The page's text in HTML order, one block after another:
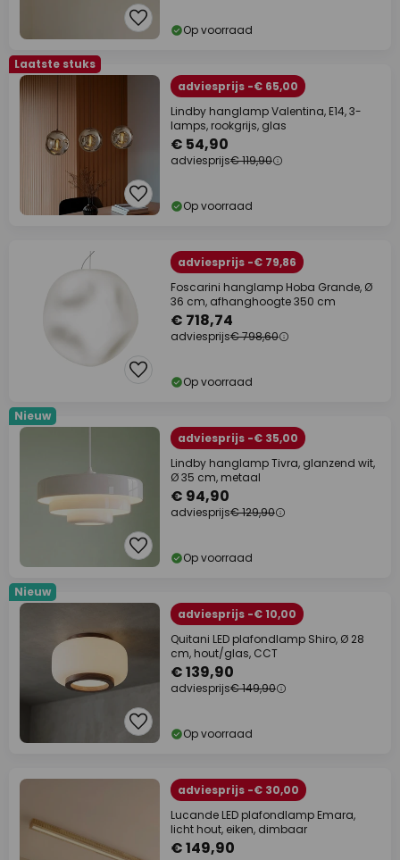
Op voorraad
Laatste stuks
adviesprijs -€ 65,00
Lindby hanglamp Valentina, E14, 3-
lamps, rookgrijs, glas
€ 54,90
adviesprijs€ 119,90
Op voorraad
adviesprijs -€ 79,86
Foscarini hanglamp Hoba Grande, Ø
36 cm, afhanghoogte 350 cm
€ 718,74
adviesprijs€ 798,60
Op voorraad
Nieuw
adviesprijs -€ 35,00
Lindby hanglamp Tivra, glanzend wit,
Ø 35 cm, metaal
€ 94,90
adviesprijs€ 129,90
Op voorraad
Nieuw
adviesprijs -€ 10,00
Quitani LED plafondlamp Shiro, Ø 28
cm, hout/glas, CCT
€ 139,90
adviesprijs€ 149,90
Op voorraad
adviesprijs -€ 30,00
Lucande LED plafondlamp Emara,
licht hout, eiken, dimbaar
€ 149,90